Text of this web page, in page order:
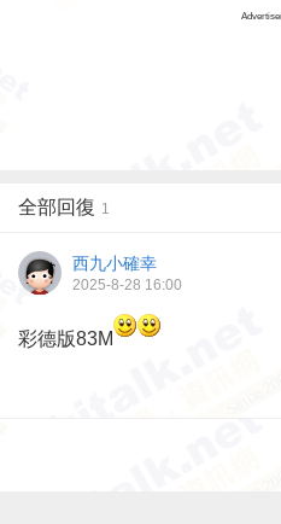
全部回復 1
西九小確幸
2025-8-28 16:00
彩德版83M